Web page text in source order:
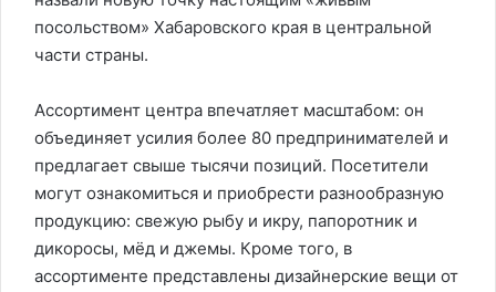
посольством» Хабаровского края в центральной
части страны.
Ассортимент центра впечатляет масштабом: он
объединяет усилия более 80 предпринимателей и
предлагает свыше тысячи позиций. Посетители
могут ознакомиться и приобрести разнообразную
продукцию: свежую рыбу и икру, папоротник и
дикоросы, мёд и джемы. Кроме того, в
ассортименте представлены дизайнерские вещи от